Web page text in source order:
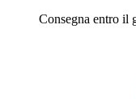
Consegna entro il